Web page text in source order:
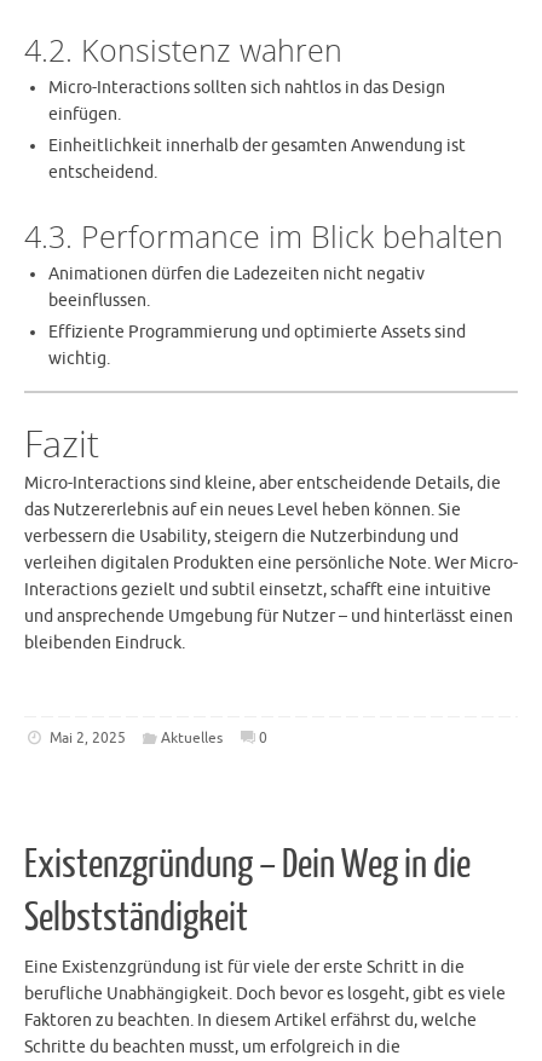
4.2. Konsistenz wahren
Micro-Interactions sollten sich nahtlos in das Design
einfügen.
Einheitlichkeit innerhalb der gesamten Anwendung ist
entscheidend.
4.3. Performance im Blick behalten
Animationen dürfen die Ladezeiten nicht negativ
beeinflussen.
Effiziente Programmierung und optimierte Assets sind
wichtig.
Fazit
Micro-Interactions sind kleine, aber entscheidende Details, die
das Nutzererlebnis auf ein neues Level heben können. Sie
verbessern die Usability, steigern die Nutzerbindung und
verleihen digitalen Produkten eine persönliche Note. Wer Micro-
Interactions gezielt und subtil einsetzt, schafft eine intuitive
und ansprechende Umgebung für Nutzer – und hinterlässt einen
bleibenden Eindruck.
Mai 2, 2025 Aktuelles 0
Existenzgründung – Dein Weg in die
Selbstständigkeit
Eine Existenzgründung ist für viele der erste Schritt in die
berufliche Unabhängigkeit. Doch bevor es losgeht, gibt es viele
Faktoren zu beachten. In diesem Artikel erfährst du, welche
Schritte du beachten musst, um erfolgreich in die